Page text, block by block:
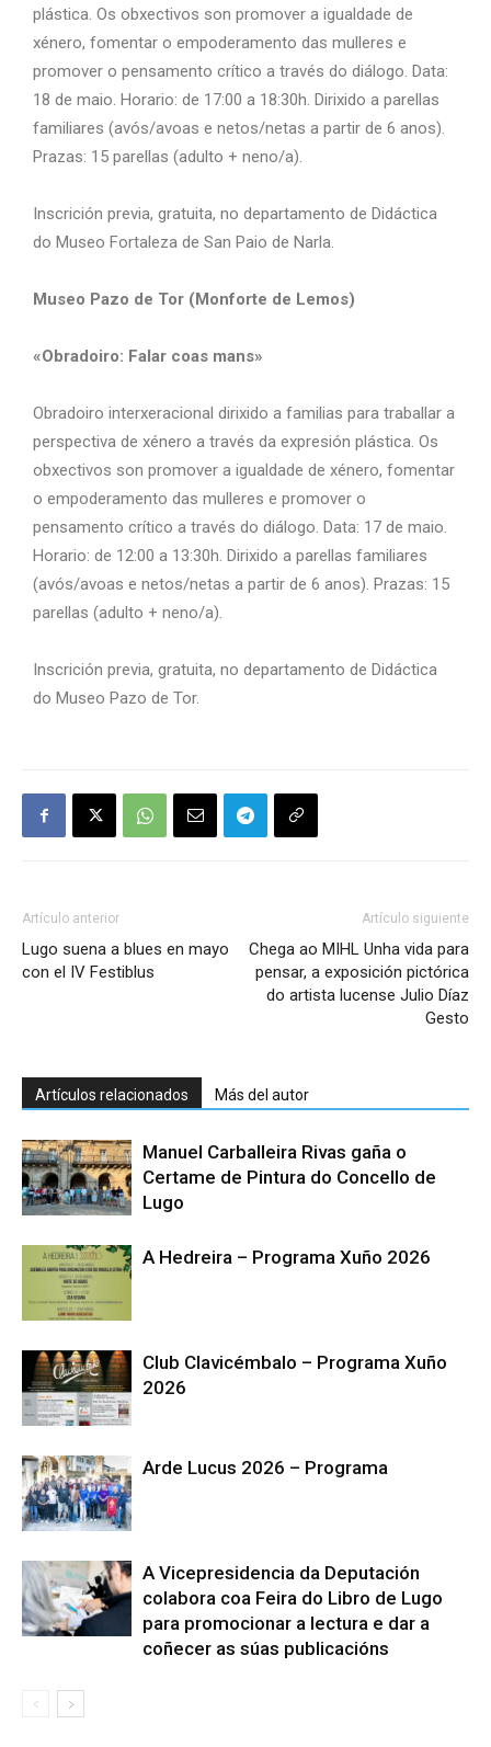
plástica. Os obxectivos son promover a igualdade de
xénero, fomentar o empoderamento das mulleres e
promover o pensamento crítico a través do diálogo. Data:
18 de maio. Horario: de 17:00 a 18:30h. Dirixido a parellas
familiares (avós/avoas e netos/netas a partir de 6 anos).
Prazas: 15 parellas (adulto + neno/a).
Inscrición previa, gratuita, no departamento de Didáctica
do Museo Fortaleza de San Paio de Narla.
Museo Pazo de Tor (Monforte de Lemos)
«Obradoiro: Falar coas mans»
Obradoiro interxeracional dirixido a familias para traballar a
perspectiva de xénero a través da expresión plástica. Os
obxectivos son promover a igualdade de xénero, fomentar
o empoderamento das mulleres e promover o
pensamento crítico a través do diálogo. Data: 17 de maio.
Horario: de 12:00 a 13:30h. Dirixido a parellas familiares
(avós/avoas e netos/netas a partir de 6 anos). Prazas: 15
parellas (adulto + neno/a).
Inscrición previa, gratuita, no departamento de Didáctica
do Museo Pazo de Tor.
Artículo anterior
Lugo suena a blues en mayo
con el IV Festiblus
Artículo siguiente
Chega ao MIHL Unha vida para
pensar, a exposición pictórica
do artista lucense Julio Díaz
Gesto
Artículos relacionados Más del autor
Manuel Carballeira Rivas gaña o
Certame de Pintura do Concello de
Lugo
A Hedreira – Programa Xuño 2026
Club Clavicémbalo – Programa Xuño
2026
Arde Lucus 2026 – Programa
A Vicepresidencia da Deputación
colabora coa Feira do Libro de Lugo
para promocionar a lectura e dar a
coñecer as súas publicacións